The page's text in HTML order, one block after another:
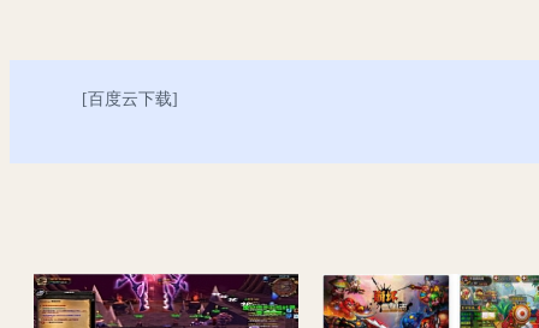
[ 百度云下载]